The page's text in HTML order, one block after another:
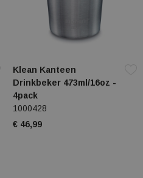
Klean Kanteen
Drinkbeker 473ml/16oz -
4pack
1000428
€ 46,99